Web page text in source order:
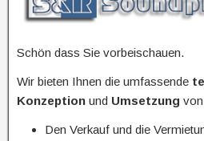
Schön dass Sie vorbeischauen.
Wir bieten Ihnen die umfassende
Konzeption und Umsetzung von
Den Verkauf und die